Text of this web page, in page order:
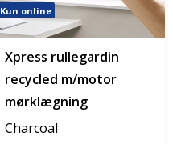
Kun online
Xpress rullegardin
recycled m/motor
mørklægning
Charcoal